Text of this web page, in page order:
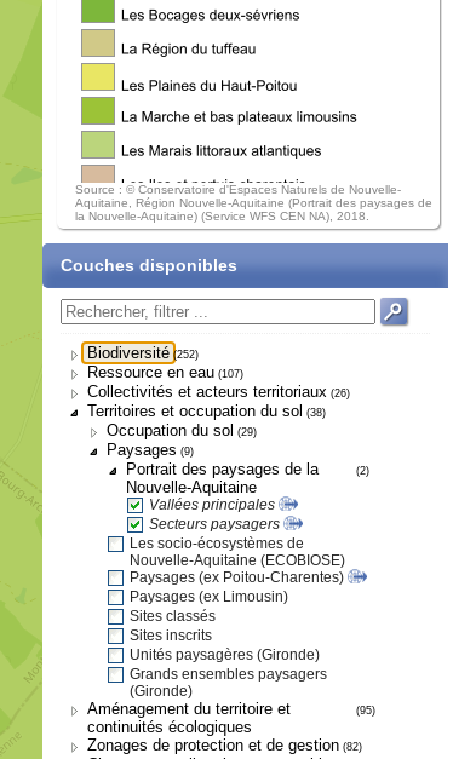
Source : © Conservatoire d'Espaces Naturels de Nouvelle-
Aquitaine, Région Nouvelle-Aquitaine (Portrait des paysages de
la Nouvelle-Aquitaine) (Service WFS CEN NA), 2018.
Couches disponibles
Biodiversité (252)
Ressource en eau (107)
Collectivités et acteurs territoriaux (26)
Territoires et occupation du sol (38)
Occupation du sol (29)
Paysages (9)
Portrait des paysages de la
Nouvelle-Aquitaine
(2)
Vallées principales
Secteurs paysagers
Les socio-écosystèmes de
Nouvelle-Aquitaine (ECOBIOSE)
Paysages (ex Poitou-Charentes)
Paysages (ex Limousin)
Sites classés
Sites inscrits
Unités paysagères (Gironde)
Grands ensembles paysagers
(Gironde)
Aménagement du territoire et
continuités écologiques
(95)
Zonages de protection et de gestion (82)